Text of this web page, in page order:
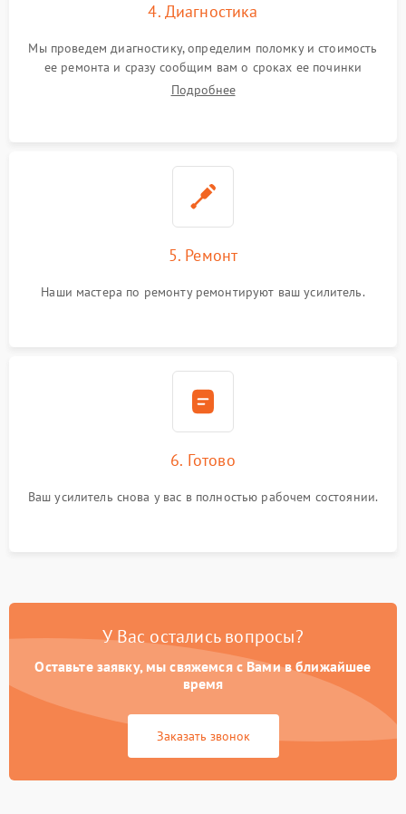
4. Диагностика
Мы проведем диагностику, определим поломку и стоимость
ее ремонта и сразу сообщим вам о сроках ее починки
Подробнее
5. Ремонт
Наши мастера по ремонту ремонтируют ваш усилитель.
6. Готово
Ваш усилитель снова у вас в полностью рабочем состоянии.
У Вас остались вопросы?
Оставьте заявку, мы свяжемся с Вами в ближайшее
время
Заказать звонок